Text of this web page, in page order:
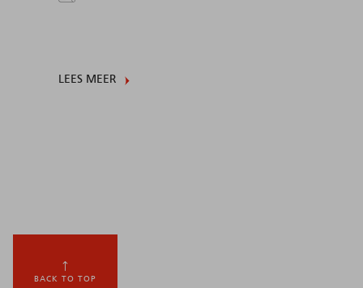
LEES MEER
BACK TO TOP